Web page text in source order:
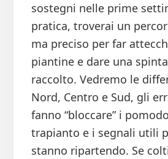
sostegni nelle prime
pratica, troverai un
ma preciso per far
piantine e dare una
raccolto. Vedremo le
Nord, Centro e Sud, gli
fanno “bloccare” i
trapianto e i segnali utili
stanno ripartendo. Se